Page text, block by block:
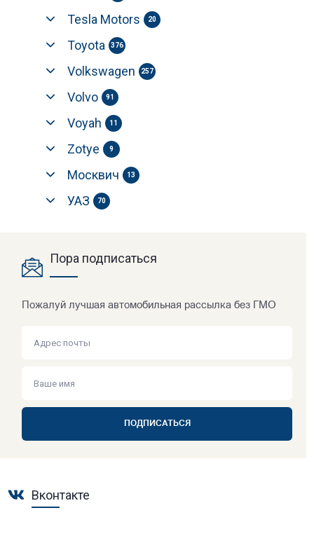
Tesla Motors 20
Toyota 376
Volkswagen 257
Volvo 91
Voyah 11
Zotye 9
Москвич 13
УАЗ 70
Пора подписаться
Пожалуй лучшая автомобильная рассылка без ГМО
ПОДПИСАТЬСЯ
Вконтакте